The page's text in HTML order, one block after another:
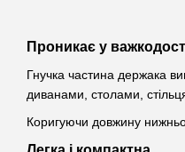
Проникає у
Гнучка частина держака
диванами, столами,
Коригуючи довжину